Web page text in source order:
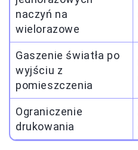
naczyń na
wielorazowe
Gaszenie światła po
wyjściu z
pomieszczenia
Ograniczenie
drukowania